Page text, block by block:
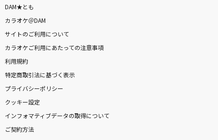
ールズ・ダウン]
Alan Walker, Noah Cyrus & Digital Farm Animals
CHEERS
Mrs. GREEN APPLE
[生音]やってみよう
オトノケ
Creepy Nuts
DAM★とも
カラオケ＠DAM
サイトのご利用について
カラオケご利用にあたっての注意事項
利用規約
特定商取引法に基づく表示
プライバシーポリシー
クッキー設定
インフォマティブデータの取得について
ご契約方法